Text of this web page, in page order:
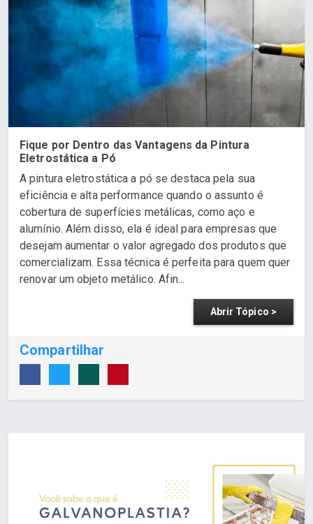
Fique por Dentro das Vantagens da Pintura
Eletrostática a Pó
A pintura eletrostática a pó se destaca pela sua
eficiência e alta performance quando o assunto é
cobertura de superfícies metálicas, como aço e
alumínio. Além disso, ela é ideal para empresas que
desejam aumentar o valor agregado dos produtos que
comercializam. Essa técnica é perfeita para quem quer
renovar um objeto metálico. Afin...
Abrir Tópico >
Compartilhar